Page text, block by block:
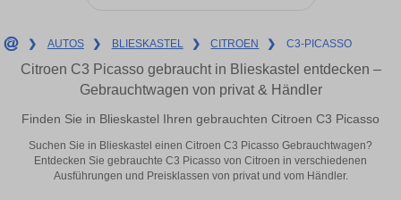
❯ AUTOS ❯ BLIESKASTEL ❯ CITROEN ❯ C3-PICASSO
Citroen C3 Picasso gebraucht in Blieskastel entdecken –
Gebrauchtwagen von privat & Händler
Finden Sie in Blieskastel Ihren gebrauchten Citroen C3 Picasso
Suchen Sie in Blieskastel einen Citroen C3 Picasso Gebrauchtwagen?
Entdecken Sie gebrauchte C3 Picasso von Citroen in verschiedenen
Ausführungen und Preisklassen von privat und vom Händler.